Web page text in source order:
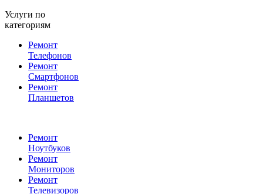
Услуги по
категориям
Ремонт
Телефонов
Ремонт
Смартфонов
Ремонт
Планшетов
Ремонт
Ноутбуков
Ремонт
Мониторов
Ремонт
Телевизоров